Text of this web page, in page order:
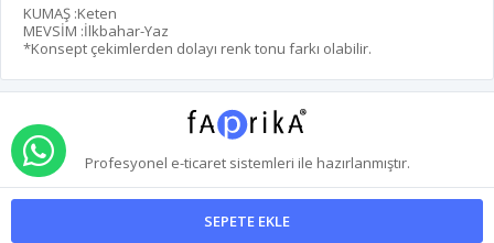
SEPETE EKLE
KUMAŞ :Keten
MEVSİM :İlkbahar-Yaz
*Konsept çekimlerden dolayı renk tonu farkı olabilir.
Profesyonel e-ticaretsistemleri ile hazırlanmıştır.